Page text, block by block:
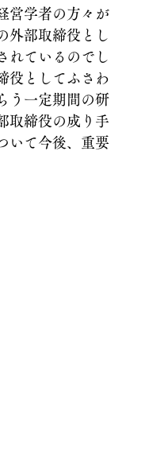
営学者の方々が
外部取締役とし
れているのでし
役としてふさわ
う一定期間の研
取締役の成り手
いて今後、重要